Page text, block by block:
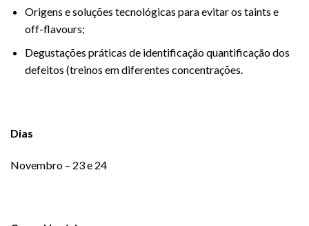
Origens e soluções tecnológicas para evitar os taints e
off-flavours;
Degustações práticas de identificação quantificação dos
defeitos (treinos em diferentes concentrações.
Dias
Novembro – 23 e 24